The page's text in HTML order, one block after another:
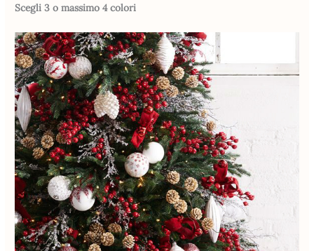
Scegli 3 o massimo 4 colori